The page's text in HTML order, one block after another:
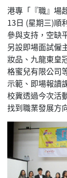
港專「『職』場
13日 (星期三)順
參與支持，空缺
另設即場面試僱
妝品、九龍東皇
格蜜兒有限公司
示範、即場報讀
校冀透過今次活
找到職業發展方